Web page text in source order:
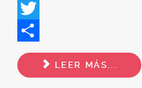
Facebook
Twitter
Share
LEER MÁS...